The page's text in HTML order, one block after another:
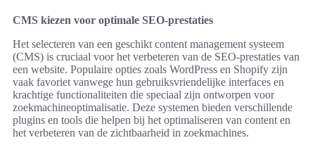
CMS kiezen voor optimale SEO-prestaties
Het selecteren van een geschikt content management systeem
(CMS) is cruciaal voor het verbeteren van de SEO-prestaties van
een website. Populaire opties zoals WordPress en Shopify zijn
vaak favoriet vanwege hun gebruiksvriendelijke interfaces en
krachtige functionaliteiten die speciaal zijn ontworpen voor
zoekmachineoptimalisatie. Deze systemen bieden verschillende
plugins en tools die helpen bij het optimaliseren van content en
het verbeteren van de zichtbaarheid in zoekmachines.